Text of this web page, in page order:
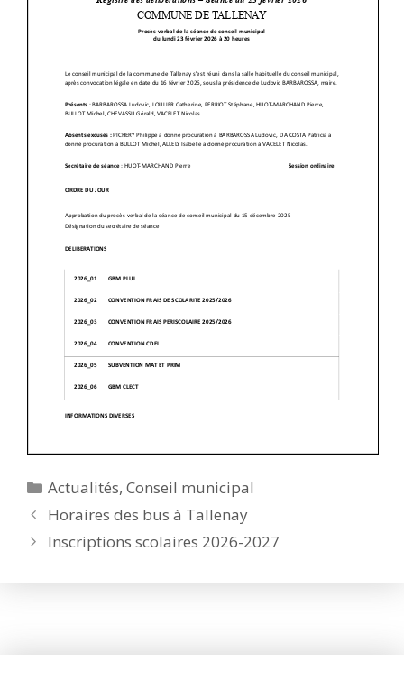
Catégories
Actualités,Conseil municipal
Horaires des bus à Tallenay
Inscriptions scolaires 2026-2027